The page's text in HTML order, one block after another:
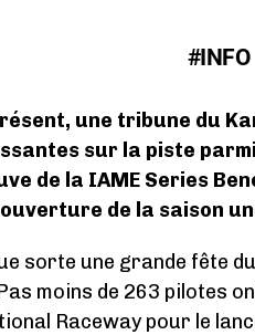
#INFO
une tribune du
sur la piste
de la IAME Series
de la saison
sorte une grande fête
moins de 263 pilotes
Raceway pour le